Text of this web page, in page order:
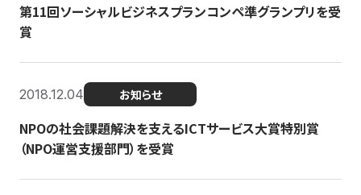
第11回ソーシャルビジネスプランコンペ準グランプリを受
賞
2018.12.04 お知らせ
NPOの社会課題解決を支えるICTサービス大賞特別賞
（NPO運営支援部門）を受賞